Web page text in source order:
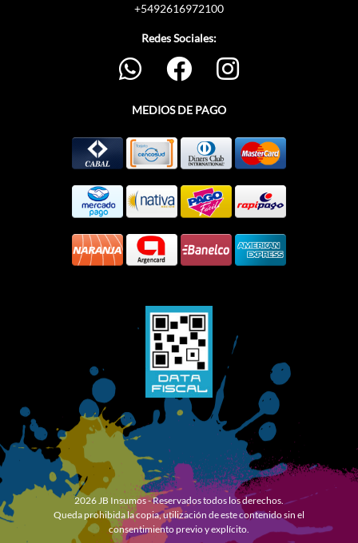
+5492616972100
Redes Sociales:
MEDIOS DE PAGO
2026 JB Insumos - Reservados todos los derechos.
Queda prohibida la copia, utilización de este contenido sin el
consentimiento previo y explícito.